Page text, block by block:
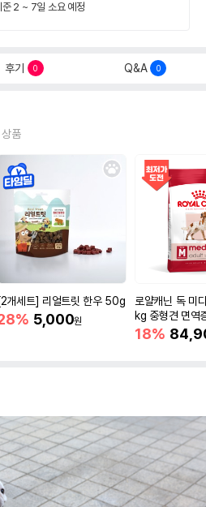
준 2 ~ 7일 소요 예정
후기 0 Q&A 0
품
[2개세트] 리얼트릿 한우 50g
5,000원
로얄캐닌 독 미
kg 중형견 면역
18%